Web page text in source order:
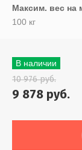
Максим. вес на
100 кг
В наличии
10 976руб.
9 878 руб.